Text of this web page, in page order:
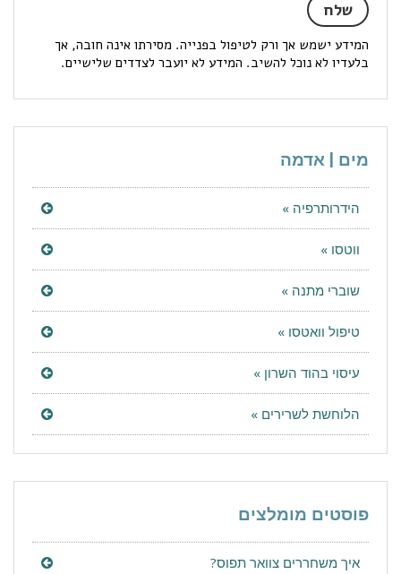
המידע ישמש אך ורק לטיפול בפנייה. מסירתו אינה חובה, אך
בלעדיו לא נוכל להשיב. המידע לא יועבר לצדדים שלישיים.
מים | אדמה
הידרותרפיה »
ווטסו »
שוברי מתנה »
טיפול וואטסו »
עיסוי בהוד השרון »
הלוחשת לשרירים »
פוסטים מומלצים
איך משחררים צוואר תפוס?